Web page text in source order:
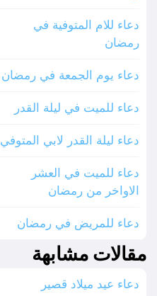
دعاء للام المتوفية في
رمضان
دعاء يوم الجمعة في رمضان
دعاء للميت في ليلة القدر
دعاء ليلة القدر لابي المتوفي
دعاء للميت في العشر
الاواخر من رمضان
دعاء للمريض في رمضان
مقالات مشابهة
دعاء عيد ميلاد قصير